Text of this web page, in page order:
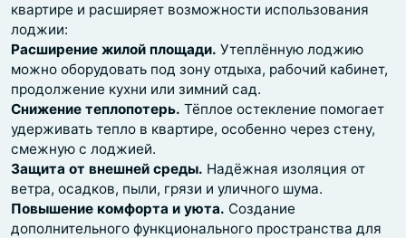
квартире и расширяет возможности использования
лоджии:
Расширение жилой площади. Утеплённую лоджию
можно оборудовать под зону отдыха, рабочий кабинет,
продолжение кухни или зимний сад.
Снижение теплопотерь. Тёплое остекление помогает
удерживать тепло в квартире, особенно через стену,
смежную с лоджией.
Защита от внешней среды. Надёжная изоляция от
ветра, осадков, пыли, грязи и уличного шума.
Повышение комфорта и уюта. Создание
дополнительного функционального пространства для